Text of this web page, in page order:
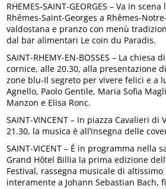
RHEMES-SAINT-GEORGES – Va in
Rhêmes-Saint-Georges a Rhêmes-
valdostana e pranzo con menù
dal bar alimentari Le coin du Paradis.
SAINT-RHEMY-EN-BOSSES – La chiesa
cornice, alle 20.30, alla presentazione
zone blu-Il segreto per vivere felici e a
Agnello, Paolo Gentile, Maria Sofia
Manzon e Elisa Ronc.
SAINT-VINCENT – In piazza Cavalieri di
21.30, la musica è all’insegna delle
SAINT-VICENT – È in programma nella
Grand Hôtel Billia la prima edizione
Festival, rassegna musicale di
interamente a Johann Sebastian Bach,